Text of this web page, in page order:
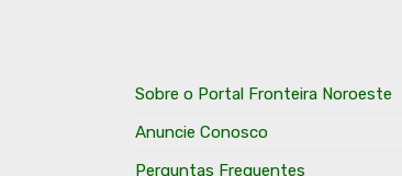
Sobre o Portal Fronteira Noroeste
Anuncie Conosco
Perguntas Frequentes